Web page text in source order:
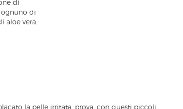
di
ognuno di
aloe vera.
la pelle irritata, prova, con questi piccoli